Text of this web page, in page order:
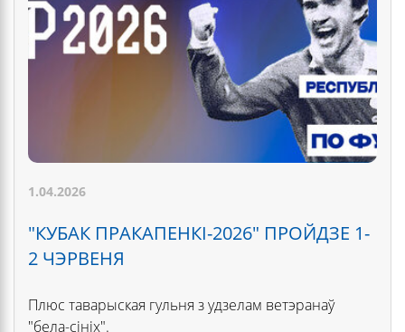
1.04.2026
"КУБАК ПРАКАПЕНКІ-2026" ПРОЙДЗЕ 1-
2 ЧЭРВЕНЯ
Плюс таварыская гульня з удзелам ветэранаў
"бела-сініх".